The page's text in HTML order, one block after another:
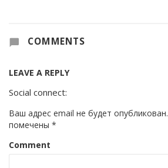
COMMENTS
LEAVE A REPLY
Social connect:
Ваш адрес email не будет опубликован.
помечены *
Comment